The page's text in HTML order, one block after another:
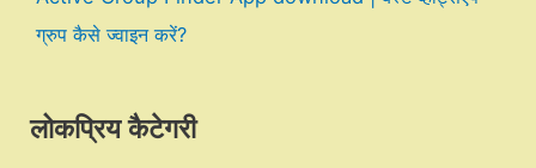
ग्रुप कैसे ज्वाइन करें?
लोकप्रिय कैटेगरी